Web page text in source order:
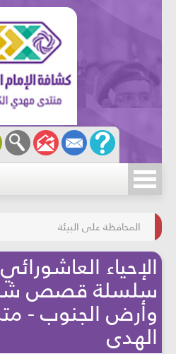
مسابقة الركب الحسينيّ
المحافظة على البيئة
الإحياء
سلسلة قصص
وأرض الجنوب -
الهدى